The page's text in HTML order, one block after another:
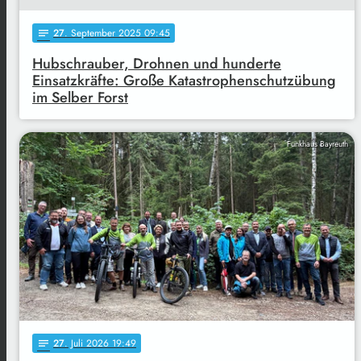
notes 27. September 2025 09:45
Hubschrauber, Drohnen und hunderte
Einsatzkräfte: Große Katastrophenschutzübung
im Selber Forst
Funkhaus Bayreuth
notes 27. Juli 2026 19:49